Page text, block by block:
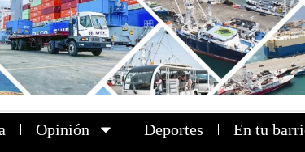
Opinión Deportes En tu